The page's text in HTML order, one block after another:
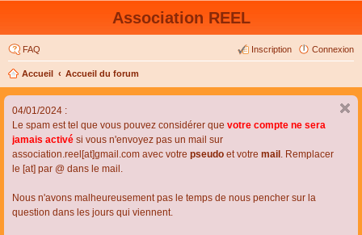
Association REEL
FAQ Connexion
Inscription
Accueil Accueil du forum
04/01/2024 :
Le spam est tel que vous pouvez considérer que votre compte ne sera
jamais activé si vous n'envoyez pas un mail sur
association.reel[at]gmail.com avec votre pseudo et votre mail . Remplacer
le [at] par @ dans le mail.
Nous n'avons malheureusement pas le temps de nous pencher sur la
question dans les jours qui viennent.